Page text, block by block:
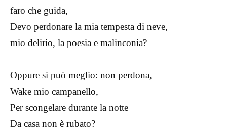
faro che guida,
Devo perdonare la mia tempesta di neve,
mio delirio, la poesia e malinconia?
Oppure si può meglio: non perdona,
Wake mio campanello,
Per scongelare durante la notte
Da casa non è rubato?